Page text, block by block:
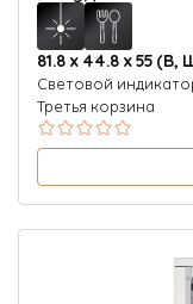
81.8 х 44.8 х 55 (В,
Световой
Третья корзина